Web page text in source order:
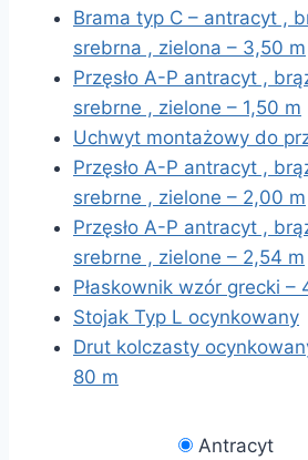
Brama typ C – antracyt ,
srebrna , zielona – 3,50 m
Przęsło A-P antracyt ,
srebrne , zielone – 1,50 m
Uchwyt montażowy do
Przęsło A-P antracyt ,
srebrne , zielone – 2,00 m
Przęsło A-P antracyt ,
srebrne , zielone – 2,54 m
Płaskownik wzór grecki –
Stojak Typ L ocynkowany
Drut kolczasty
80 m
Antracyt